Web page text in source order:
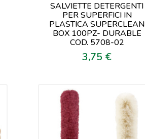
SALVIETTE DETERGENTI
PER SUPERFICI IN
PLASTICA SUPERCLEAN
BOX 100PZ- DURABLE
COD. 5708-02
Prezzo
3,75 €